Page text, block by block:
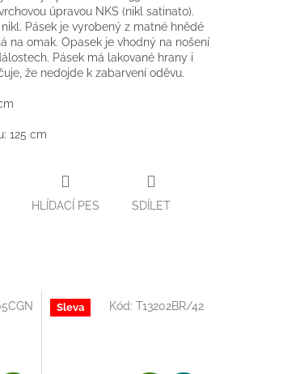
úpravou NKS (nikl satinato).
Pásek je vyrobený z matné hnědé
na omak. Opasek je vhodný na nošení
Pásek má lakované hrany i
že nedojde k zabarvení oděvu.
125 cm
HLÍDACÍ PES SDÍLET
Sleva Kód: T13202BR/42